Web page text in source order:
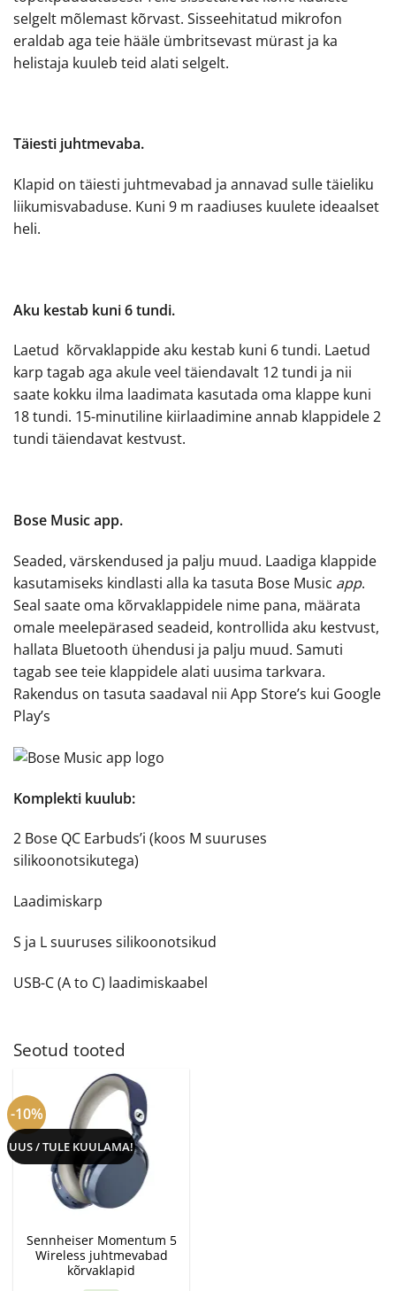
selgelt mõlemast kõrvast. Sisseehitatud mikrofon
eraldab aga teie hääle ümbritsevast mürast ja ka
helistaja kuuleb teid alati selgelt.
Täiesti juhtmevaba.
Klapid on täiesti juhtmevabad ja annavad sulle täieliku
liikumisvabaduse. Kuni 9 m raadiuses kuulete ideaalset
heli.
Aku kestab kuni 6 tundi.
Laetud kõrvaklappide aku kestab kuni 6 tundi. Laetud
karp tagab aga akule veel täiendavalt 12 tundi ja nii
saate kokku ilma laadimata kasutada oma klappe kuni
18 tundi. 15-minutiline kiirlaadimine annab klappidele 2
tundi täiendavat kestvust.
Bose Music app.
Seaded, värskendused ja palju muud. Laadiga klappide
kasutamiseks kindlasti alla ka tasuta Bose Music app.
Seal saate oma kõrvaklappidele nime pana, määrata
omale meelepärased seadeid, kontrollida aku kestvust,
hallata Bluetooth ühendusi ja palju muud. Samuti
tagab see teie klappidele alati uusima tarkvara.
Rakendus on tasuta saadaval nii App Store’s kui Google
Play’s
Komplekti kuulub:
2 Bose QC Earbuds’i (koos M suuruses
silikoonotsikutega)
Laadimiskarp
S ja L suuruses silikoonotsikud
USB-C (A to C) laadimiskaabel
Seotud tooted
-10%
UUS / TULE KUULAMA!
Sennheiser Momentum 5
Wireless juhtmevabad
kõrvaklapid